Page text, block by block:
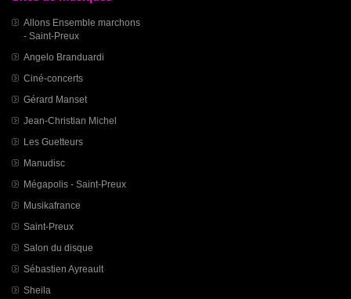
Allons Ensemble marchons
- Saint-Preux
Angelo Branduardi
Ciné-concerts
Gérard Manset
Jean-Christian Michel
Les Guetteurs
Manudisc
Mégapolis - Saint-Preux
Musikafrance
Saint-Preux
Salon du disque
Sébastien Ayreault
Sheila